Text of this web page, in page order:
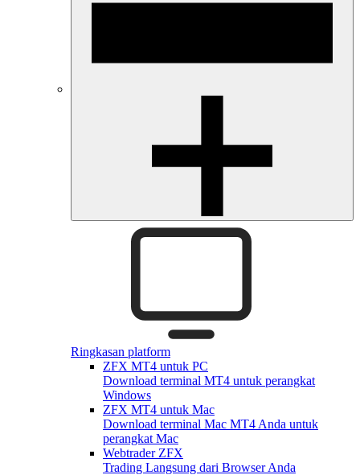
Ringkasan platform
ZFX MT4 untuk PC
Download terminal MT4 untuk perangkat
Windows
ZFX MT4 untuk Mac
Download terminal Mac MT4 Anda untuk
perangkat Mac
Webtrader ZFX
Trading Langsung dari Browser Anda